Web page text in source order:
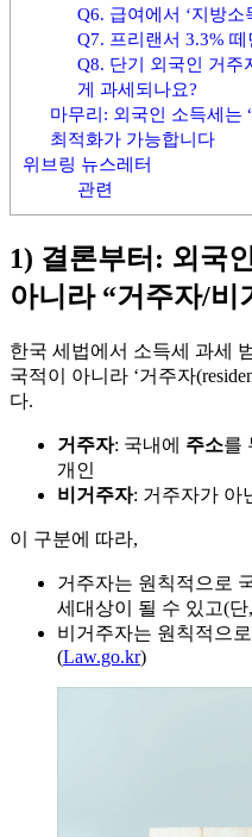
Q6. 급여에서 ‘지방소
Q7. 프리랜서 3.3%
Q8. 단기 외국인 거주
게 과세되나요?
마무리: 외국인 소득세는
최적화가 가능합니다
위브링 뉴스레터
관련
1) 결론부터: 외국
아니라 “거주자/비
한국 세법에서 소득세 과세
국적이 아니라 ‘거주자
다.
거주자: 국내에 주소를
개인
비거주자: 거주자가 아
이 구분에 따라,
거주자는 원칙적으로
세대상이 될 수 있고(단
비거주자는 원칙적으로
(Law.go.kr)